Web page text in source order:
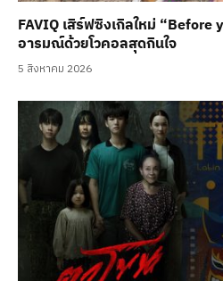
FAVIQ เสิร์ฟซิงเกิลใหม่ “Before
อารมณ์ด้วยโวคอลสุดกินใจ
5 สิงหาคม 2026